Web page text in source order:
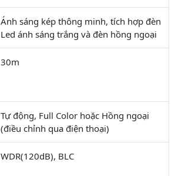
Ánh sáng kép thông minh, tích hợp đèn
Led ánh sáng trắng và đèn hồng ngoại
30m
Tự động, Full Color hoặc Hồng ngoại
(điều chỉnh qua điện thoại)
WDR(120dB), BLC